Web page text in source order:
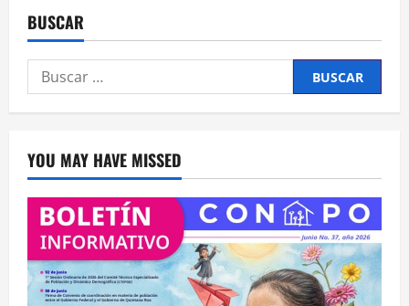
BUSCAR
Buscar:
YOU MAY HAVE MISSED